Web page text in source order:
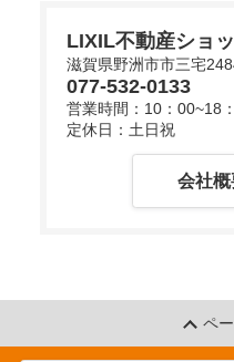
LIXIL不動産ショ
滋賀県野洲市市三宅
077-532-0133
営業時間：10：00~18
定休日：土日祝
会社
ペ